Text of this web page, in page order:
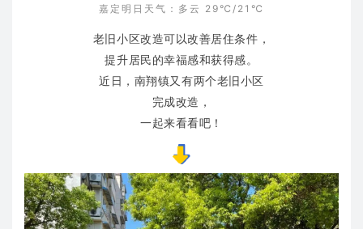
嘉定明日天气：多云 29℃/21℃
老旧小区改造可以改善居住条件，
提升居民的幸福感和获得感。
近日，南翔镇又有两个老旧小区
完成改造，
一起来看看吧！